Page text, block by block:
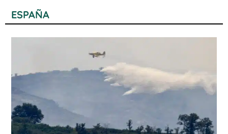
ESPAÑA